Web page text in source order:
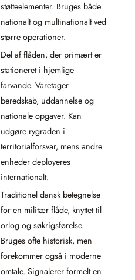
støtteelementer. Bruges både
nationalt og multinationalt ved
større operationer.
Del af flåden, der primært er
stationeret i hjemlige
farvande. Varetager
beredskab, uddannelse og
nationale opgaver. Kan
udgøre rygraden i
territorialforsvar, mens andre
enheder deployeres
internationalt.
Traditionel dansk betegnelse
for en militær flåde, knyttet til
orlog og søkrigsførelse.
Bruges ofte historisk, men
forekommer også i moderne
omtale. Signalerer formelt en